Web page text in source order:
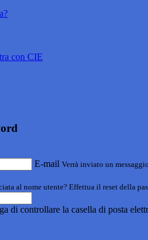
con CIE
E-mail Verrà inviato un
al nome utente? Effettua il reset della
di controllare la casella di posta